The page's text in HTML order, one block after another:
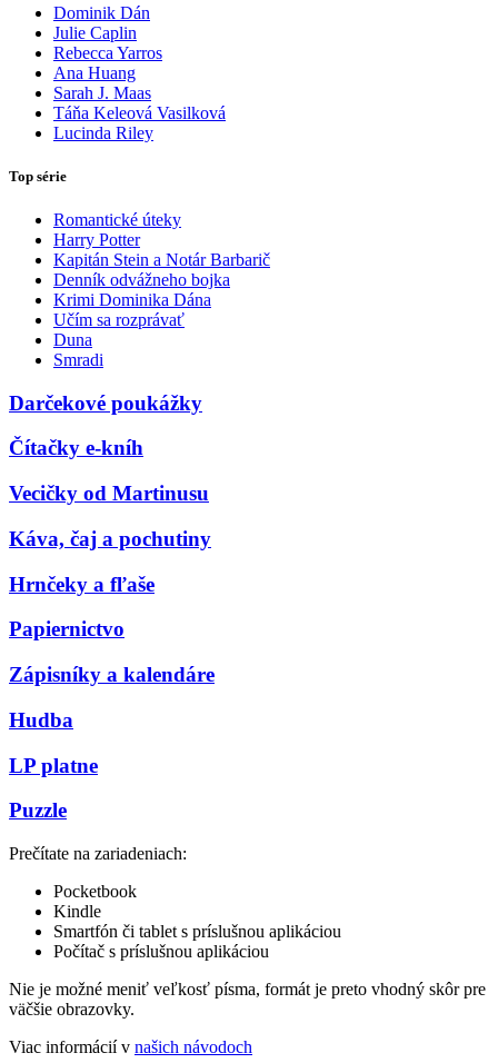
Dominik Dán
Julie Caplin
Rebecca Yarros
Ana Huang
Sarah J. Maas
Táňa Keleová Vasilková
Lucinda Riley
Top série
Romantické úteky
Harry Potter
Kapitán Stein a Notár Barbarič
Denník odvážneho bojka
Krimi Dominika Dána
Učím sa rozprávať
Duna
Smradi
Darčekové poukážky
Čítačky e-kníh
Vecičky od Martinusu
Káva, čaj a pochutiny
Hrnčeky a fľaše
Papiernictvo
Zápisníky a kalendáre
Hudba
LP platne
Puzzle
Prečítate na zariadeniach:
Pocketbook
Kindle
Smartfón či tablet s príslušnou aplikáciou
Počítač s príslušnou aplikáciou
Nie je možné meniť veľkosť písma, formát je preto vhodný skôr pre
väčšie obrazovky.
Viac informácií v našich návodoch